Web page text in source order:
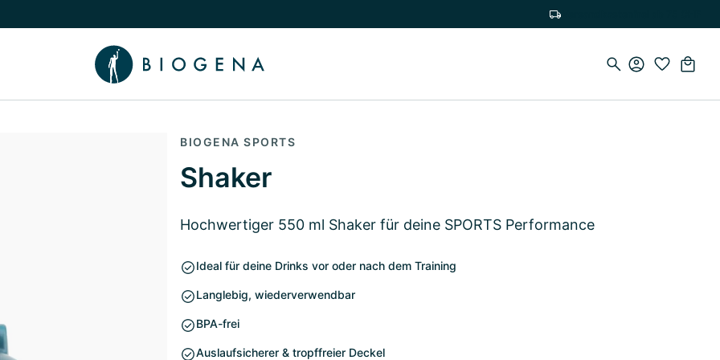
Wissen umschalten
BIOGENA SPORTS
Shaker
Hochwertiger 550 ml Shaker für deine SPORTS Performance
Ideal für deine Drinks vor oder nach dem Training
Langlebig, wiederverwendbar
BPA-frei
Auslaufsicherer & tropffreier Deckel